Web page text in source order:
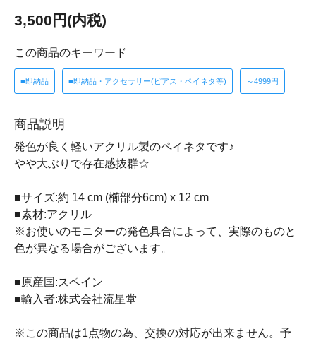
3,500円(内税)
この商品のキーワード
■即納品 ■即納品・アクセサリー(ピアス・ペイネタ等) ～4999円
商品説明
発色が良く軽いアクリル製のペイネタです♪
やや大ぶりで存在感抜群☆
■サイズ:約 14 cm (櫛部分6cm) x 12 cm
■素材:アクリル
※お使いのモニターの発色具合によって、実際のものと
色が異なる場合がございます。
■原産国:スペイン
■輸入者:株式会社流星堂
※この商品は1点物の為、交換の対応が出来ません。予